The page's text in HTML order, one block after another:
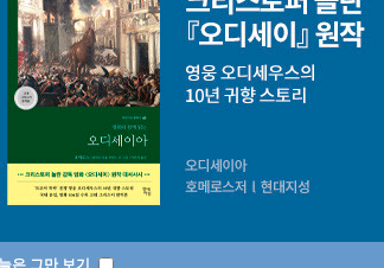
은 그만 보기